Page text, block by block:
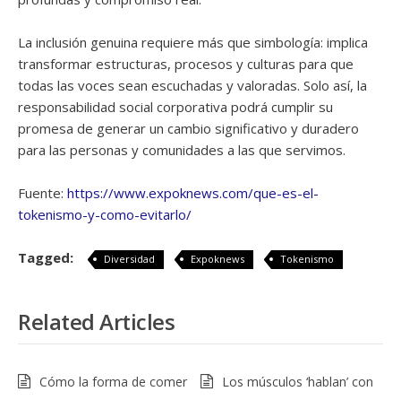
La inclusión genuina requiere más que simbología: implica
transformar estructuras, procesos y culturas para que
todas las voces sean escuchadas y valoradas. Solo así, la
responsabilidad social corporativa podrá cumplir su
promesa de generar un cambio significativo y duradero
para las personas y comunidades a las que servimos.
Fuente: https://www.expoknews.com/que-es-el-
tokenismo-y-como-evitarlo/
Tagged: Diversidad Expoknews Tokenismo
Related Articles
Cómo la forma de comer
Los músculos ‘hablan’ con